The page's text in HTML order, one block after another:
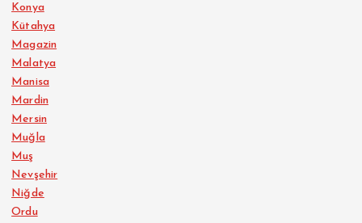
Konya
Kütahya
Magazin
Malatya
Manisa
Mardin
Mersin
Muğla
Muş
Nevşehir
Niğde
Ordu